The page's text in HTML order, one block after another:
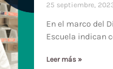
25 septiembre,
En el marco del
Escuela indican
Leer más »